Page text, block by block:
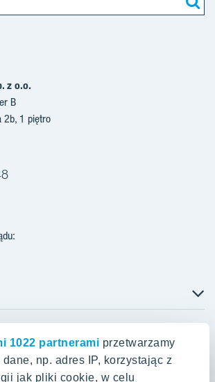
1022 partnerami przetwarzamy
np. adres IP, korzystając z
jak pliki cookie, w celu
z o.o.
B
2b, 1 piętro
Warszawa